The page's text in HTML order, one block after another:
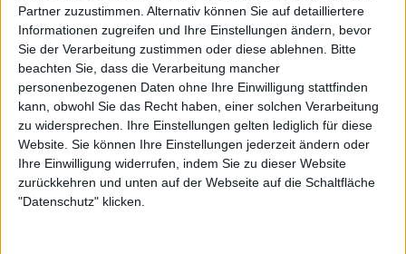
Partner zuzustimmen. Alternativ können Sie auf detailliertere
Informationen zugreifen und Ihre Einstellungen ändern, bevor
Sie der Verarbeitung zustimmen oder diese ablehnen.
Bitte
beachten Sie, dass die Verarbeitung mancher
personenbezogenen Daten ohne Ihre Einwilligung stattfinden
kann, obwohl Sie das Recht haben, einer solchen Verarbeitung
zu widersprechen. Ihre Einstellungen gelten lediglich für diese
Website. Sie können Ihre Einstellungen jederzeit ändern oder
Ihre Einwilligung widerrufen, indem Sie zu dieser Website
zurückkehren und unten auf der Webseite auf die Schaltfläche
"Datenschutz" klicken.